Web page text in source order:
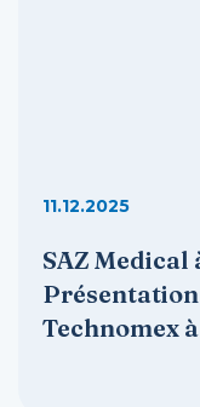
11.12.2025
SAZ Medical
Technomex